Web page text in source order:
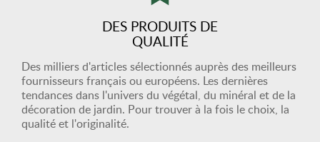
DES PRODUITS DE
QUALITÉ
Des milliers d'articles sélectionnés auprès des meilleurs
fournisseurs français ou européens. Les dernières
tendances dans l'univers du végétal, du minéral et de la
décoration de jardin. Pour trouver à la fois le choix, la
qualité et l'originalité.